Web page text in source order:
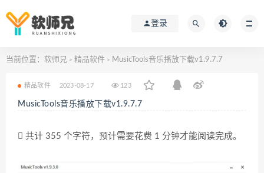
登录
当前位置： 软师兄 > 精品软件 > MusicTools音乐播放下载v1.9.7.7
精品软件 2023-08-17 123
MusicTools音乐播放下载v1.9.7.7
共计 355 个字符，预计需要花费 1 分钟才能阅读完成。